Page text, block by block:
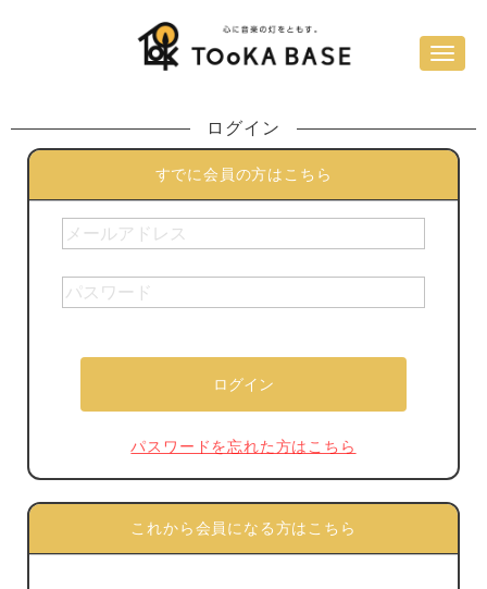
ログイン
すでに会員の方はこちら
パスワードを忘れた方はこちら
これから会員になる方はこちら